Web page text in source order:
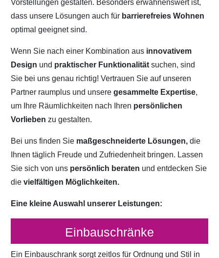
Vorstellungen gestalten. Besonders erwähnenswert ist,
dass unsere Lösungen auch für barrierefreies Wohnen
optimal geeignet sind.
Wenn Sie nach einer Kombination aus innovativem
Design und praktischer Funktionalitätsuchen, sind
Sie bei uns genau richtig! Vertrauen Sie auf unseren
Partner raumplus und unseregesammelte Expertise,
um Ihre Räumlichkeiten nach Ihren persönlichen
Vorliebenzu gestalten.
Bei uns finden Sie maßgeschneiderte Lösungen, die
Ihnen täglich Freude und Zufriedenheit bringen. Lassen
Sie sich von uns persönlich beraten und entdecken Sie
dievielfältigen Möglichkeiten.
Eine kleine Auswahl unserer Leistungen:
Einbauschränke
Ein Einbauschrank sorgt zeitlos für Ordnung und Stil in